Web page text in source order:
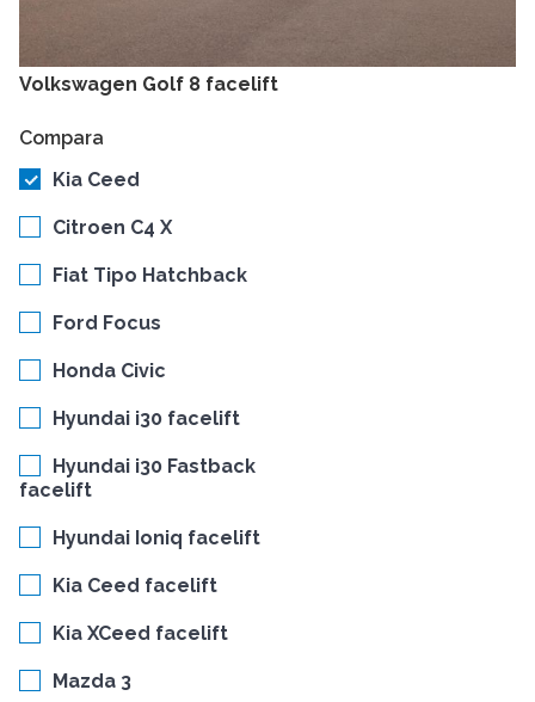
Volkswagen Golf 8 facelift
Compara
Kia Ceed
Citroen C4 X
Fiat Tipo Hatchback
Ford Focus
Honda Civic
Hyundai i30 facelift
Hyundai i30 Fastback
facelift
Hyundai Ioniq facelift
Kia Ceed facelift
Kia XCeed facelift
Mazda 3